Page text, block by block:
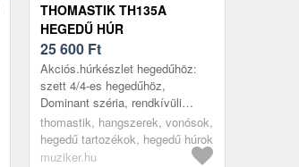
THOMASTIK TH135A
HEGEDŰ HÚR
25 600 Ft
Akciós.húrkészlet hegedűhöz:
szett 4/4-es hegedűhöz,
Dominant széria, rendkívüli
flexibilitás, stabil hangolás
extrém körülmények között is,
gazdag, meleg...
thomastik, hangszerek, vonósok,
hegedű tartozékok, hegedű húrok
muziker.hu